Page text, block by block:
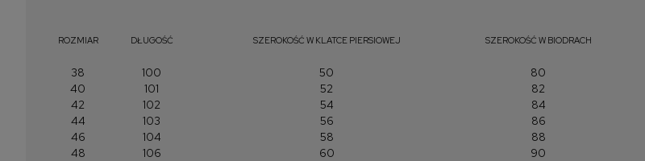
ROZMIAR DŁUGOŚĆ SZEROKOŚĆ W KLATCE PIERSIOWEJ SZEROKOŚĆ W BIODRACH
38 100 50 80
40
101 52 82
42
102 54 84
44
103 56 86
46
104 58 88
48
106 60 90